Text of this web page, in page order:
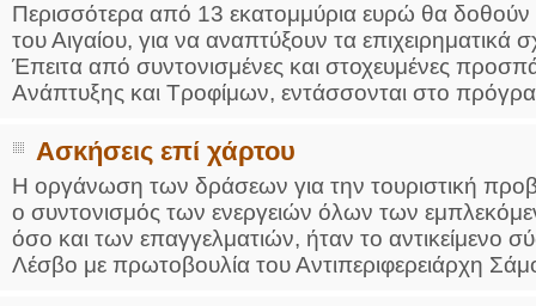
Περισσότερα από 13 εκατομμύρια ευρώ θα
του Αιγαίου, για να αναπτύξουν τα
Έπειτα από συντονισμένες και στοχευμένες
Ανάπτυξης και Τροφίμων, εντάσσονται στο
Ασκήσεις επί χάρτου
Η οργάνωση των δράσεων για την τουριστική
ο συντονισμός των ενεργειών όλων των
όσο και των επαγγελματιών, ήταν το αντικείμενο
Λέσβο με πρωτοβουλία του Αντιπεριφερειάρχη